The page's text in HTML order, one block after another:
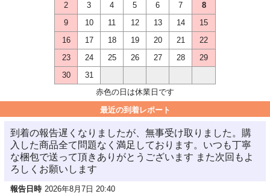
2
3 4 5 6 7
8
9
10 11 12 13 14
15
16
17 18 19 20 21
22
23
24 25 26 27 28
29
30
31
赤色の日は休業日です
最近の到着レポート
到着の報告遅くなりましたが、無事受け取りました。購
入した商品全て問題なく満足しております。いつも丁寧
な梱包で送って頂きありがとうございます また次回もよ
ろしくお願いします
報告日時 2026年8月7日 20:40